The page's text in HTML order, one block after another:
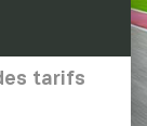
tarifs